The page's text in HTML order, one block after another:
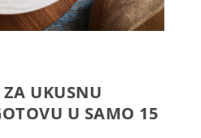
ZA UKUSNU
U SAMO 15